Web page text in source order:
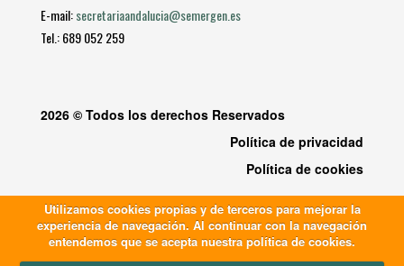
E-mail:secretariaandalucia@semergen.es
Tel.: 689 052 259
2026 © Todos los derechos Reservados
Política de privacidad
Política de cookies
Utilizamos cookies propias y de terceros para mejorar la
experiencia de navegación. Al continuar con la navegación
entendemos que se acepta nuestra política de cookies.